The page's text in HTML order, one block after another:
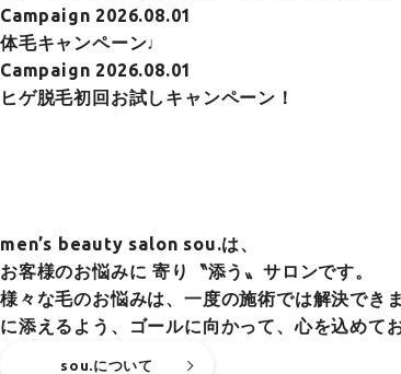
Campaign 2026.08.01
体毛キャンペーン♩
Campaign 2026.08.01
ヒゲ脱毛初回お試しキャンペーン！
men’s beauty salon sou.は、
お客様のお悩みに 寄り〝添う〟サロンです。
様々な毛のお悩みは、一度の施術では解決でき
に添えるよう、ゴールに向かって、心を込めて
sou.について